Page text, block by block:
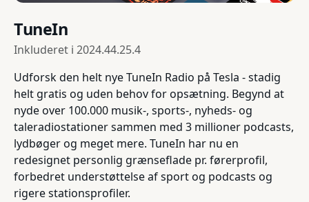
TuneIn
Inkluderet i 2024.44.25.4
Udforsk den helt nye TuneIn Radio på Tesla - stadig
helt gratis og uden behov for opsætning. Begynd at
nyde over 100.000 musik-, sports-, nyheds- og
taleradiostationer sammen med 3 millioner podcasts,
lydbøger og meget mere. TuneIn har nu en
redesignet personlig grænseflade pr. førerprofil,
forbedret understøttelse af sport og podcasts og
rigere stationsprofiler.